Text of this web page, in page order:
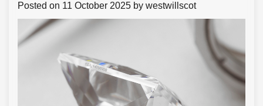
Posted on 11 October 2025 by westwillscot